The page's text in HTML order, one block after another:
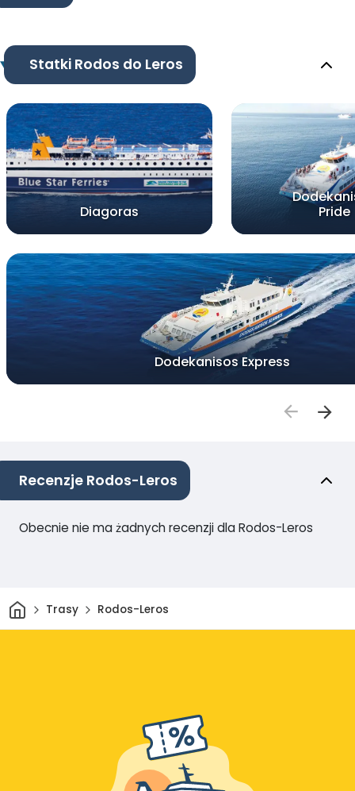
Statki Rodos do Leros
Diagoras
Pride
Dodekanisos Express
Recenzje Rodos-Leros
Obecnie nie ma żadnych recenzji dla Rodos-Leros
DomTrasy Rodos-Leros